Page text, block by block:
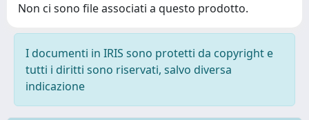
Non ci sono file associati a questo prodotto.
I documenti in IRIS sono protetti da copyright e
tutti i diritti sono riservati, salvo diversa
indicazione